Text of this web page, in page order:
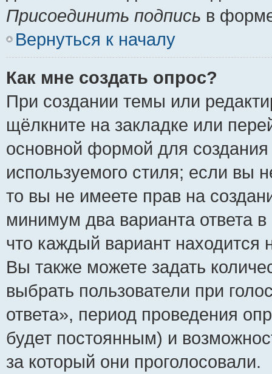
Присоединить подпись в
Вернуться к началу
Как мне создать опрос?
При создании темы или
щёлкните на закладке или
основной формой для
используемого стиля; если вы
то вы не имеете прав на
минимум два варианта ответа
что каждый вариант находится
Вы также можете задать
выбрать пользователи при
ответа», период проведения
будет постоянным) и
за который они проголосовали.